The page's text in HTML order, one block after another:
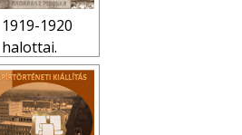
1919-1920
halottai.
Vörös.
Román.
Fehér.